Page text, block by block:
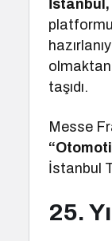
İstanbul,
olmaktan
taşıdı.
Messe
İstanbul
25.